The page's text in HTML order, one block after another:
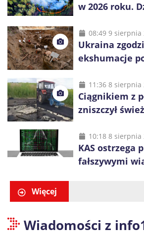
w 2026 roku.
08:49 9 sierpnia
Ukraina
ekshumacje
i Ugły
11:36 8 sierpnia
Ciągnikiem z
zniszczył
60-latka
10:18 8 sierpnia
KAS ostrzega
fałszywymi
Więcej
Wiadomości z